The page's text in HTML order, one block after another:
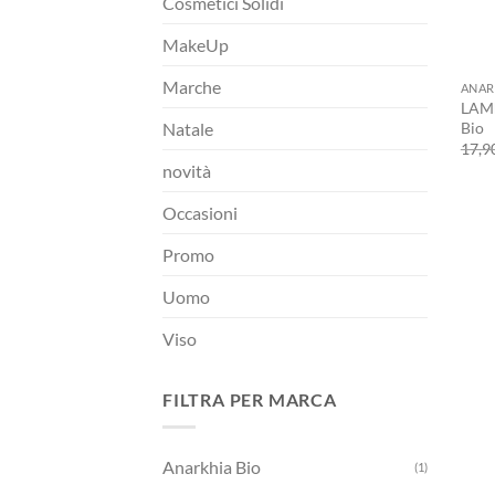
MakeUp
Marche
Natale
novità
Occasioni
Promo
Uomo
Viso
FILTRA PER MARCA
Anarkhia Bio (1)
Bio